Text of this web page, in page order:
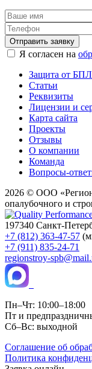
Отправить заявку
Я согласен на
Защита от
Статьи
Реквизиты
Лицензии и
Карта сайта
Проекты
Отзывы
О компании
Команда
Вопросы-
2026 © ООО
опалубочного и
197340 Санкт-
+7 (812) 363-47-57
+7 (911) 835-24-71
regionstroy-
Пн–Чт: 10:00–18:00
Пт и
Сб–Вс: выходной
Соглашение об
Политика